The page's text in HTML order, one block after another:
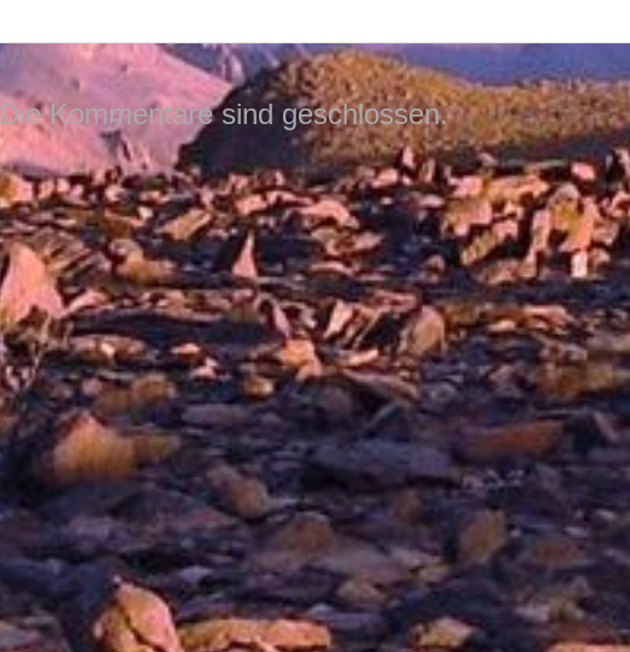
Die Kommentare sind geschlossen.